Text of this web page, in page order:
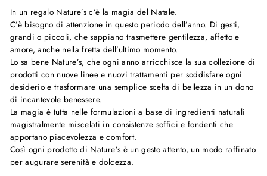
In un regalo Nature’s c’è la magia del Natale.
C’è bisogno di attenzione in questo periodo dell’anno. Di gesti,
grandi o piccoli, che sappiano trasmettere gentilezza, affetto e
amore, anche nella fretta dell’ultimo momento.
Lo sa bene Nature’s, che ogni anno arricchisce la sua collezione di
prodotti con nuove linee e nuovi trattamenti per soddisfare ogni
desiderio e trasformare una semplice scelta di bellezza in un dono
di incantevole benessere.
La magia è tutta nelle formulazioni a base di ingredienti naturali
magistralmente miscelati in consistenze soffici e fondenti che
apportano piacevolezza e comfort.
Così ogni prodotto di Nature’s è un gesto attento, un modo raffinato
per augurare serenità e dolcezza.